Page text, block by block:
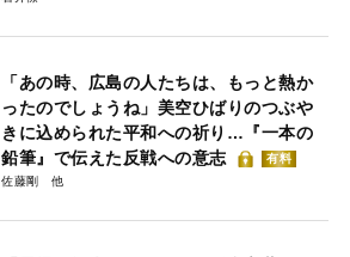
「あの時、広島の人たちは、もっと熱か
ったのでしょうね」美空ひばりのつぶや
きに込められた平和への祈り…『一本の
鉛筆』で伝えた反戦への意志
有料
佐藤剛